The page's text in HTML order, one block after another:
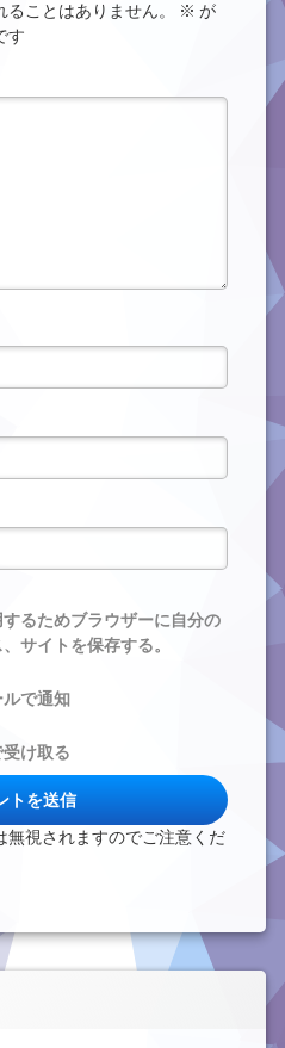
ことはありません。 ※ が
す
るためブラウザーに自分の
サイトを保存する。
で通知
け取る
無視されますのでご注意くだ